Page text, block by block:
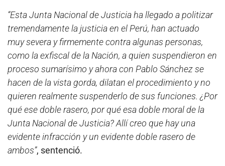
“Esta Junta Nacional de Justicia ha llegado a politizar
tremendamente la justicia en el Perú, han actuado
muy severa y firmemente contra algunas personas,
como la exfiscal de la Nación, a quien suspendieron en
proceso sumarísimo y ahora con Pablo Sánchez se
hacen de la vista gorda, dilatan el procedimiento y no
quieren realmente suspenderlo de sus funciones. ¿Por
qué ese doble rasero, por qué esa doble moral de la
Junta Nacional de Justicia? Allí creo que hay una
evidente infracción y un evidente doble rasero de
ambos”, sentenció.